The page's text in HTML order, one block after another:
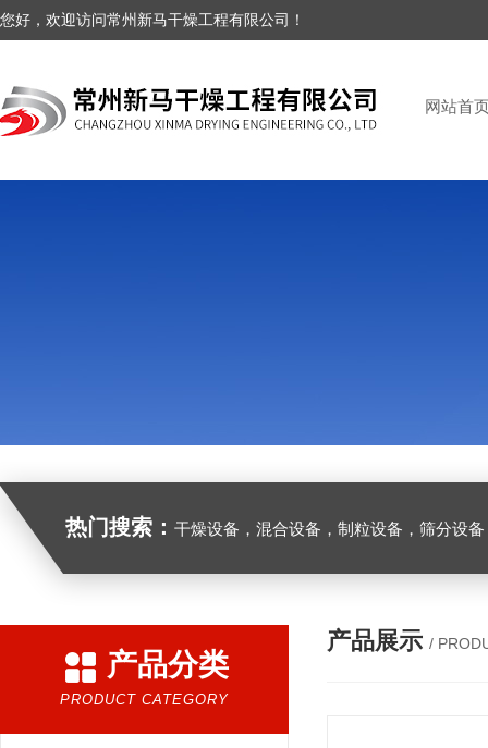
您好，欢迎访问常州新马干燥工程有限公司！
网站首
热门搜索： 干燥设备，混合设备，制粒设备，筛分设
产品分类
PRODUCT CATEGORY
产品展示 /